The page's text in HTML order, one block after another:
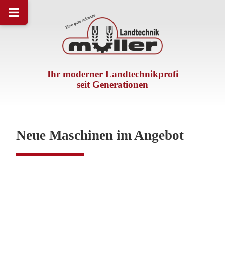
Ihr moderner Landtechnikprofi
seit Generationen
Neue Maschinen im Angebot